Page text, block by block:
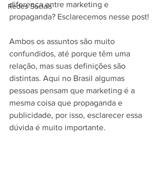
Redes Sociais
diferença entre marketing e
propaganda? Esclarecemos nesse post!
Ambos os assuntos são muito
confundidos, até porque têm uma
relação, mas suas definições são
distintas. Aqui no Brasil algumas
pessoas pensam que marketing é a
mesma coisa que propaganda e
publicidade, por isso, esclarecer essa
dúvida é muito importante.